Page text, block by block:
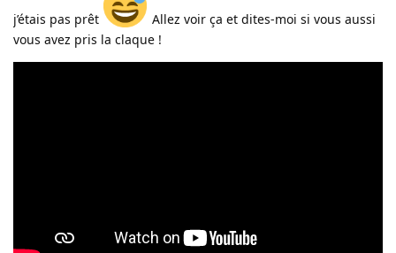
j’étais pas prêt
Allez voir ça et dites-moi si vous aussi
vous avez pris la claque !